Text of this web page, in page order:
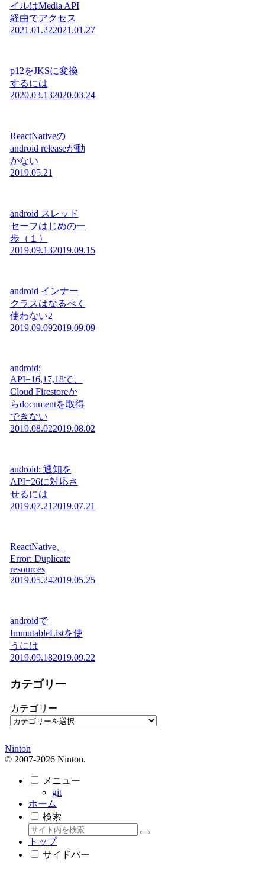
イルはMedia API
経由でアクセス
2021.01.222021.01.27
p12をJKSに変換
するには
2020.03.132020.03.24
ReactNativeの
android releaseが動
かない
2019.05.21
android スレッド
セーフはじめの一
歩（１）
2019.09.132019.09.15
android インナー
クラスはなるべく
使わない2
2019.09.092019.09.09
android:
API=16,17,18で、
Cloud Firestoreか
らdocumentを取得
できない
2019.08.022019.08.02
android: 通知を
API=26に対応さ
せるには
2019.07.21 2019.07.21
ReactNative、
Error: Duplicate
resources
2019.05.242019.05.25
androidで
ImmutableListを使
うには
2019.09.182019.09.22
カテゴリー
カテゴリー
Ninton
© 2007-2026 Ninton.
メニュー
git
ホーム
検索
トップ
サイドバー